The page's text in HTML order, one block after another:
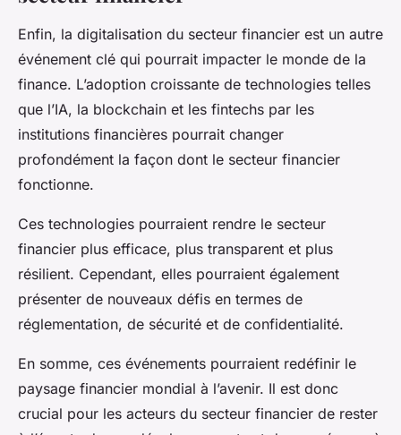
Enfin, la digitalisation du secteur financier est un autre
événement clé qui pourrait impacter le monde de la
finance. L’adoption croissante de technologies telles
que l’IA, la blockchain et les fintechs par les
institutions financières pourrait changer
profondément la façon dont le secteur financier
fonctionne.
Ces technologies pourraient rendre le secteur
financier plus efficace, plus transparent et plus
résilient. Cependant, elles pourraient également
présenter de nouveaux défis en termes de
réglementation, de sécurité et de confidentialité.
En somme, ces événements pourraient redéfinir le
paysage financier mondial à l’avenir. Il est donc
crucial pour les acteurs du secteur financier de rester